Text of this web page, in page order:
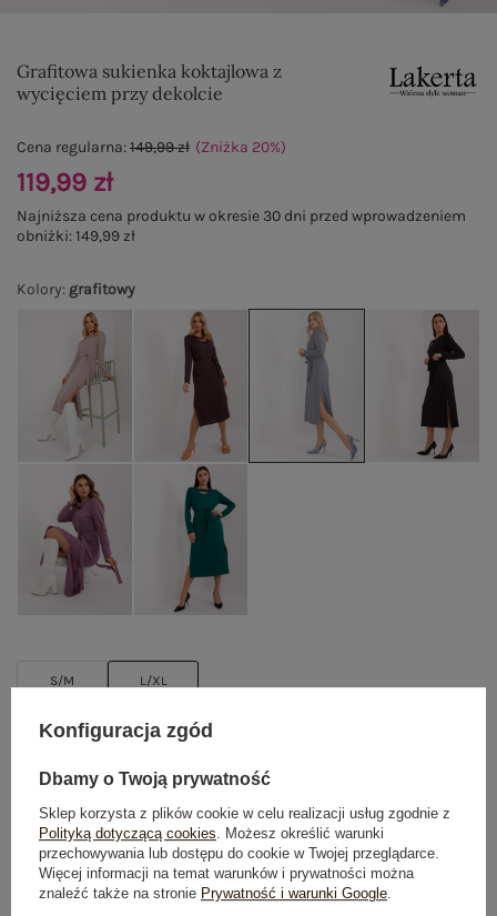
Grafitowa sukienka koktajlowa z
wycięciem przy dekolcie
Kolory: grafitowy
S/M L/XL
TABELA ROZMIARÓW
Cena regularna:149,99 zł (Zniżka 20%)
119,99 zł
Najniższa cena produktu w okresie 30 dni przed wprowadzeniem
obniżki:149,99 zł
DODAJ DO KOSZYKA
Możesz kupić także poprzez:
Konfiguracja zgód
Dbamy o Twoją prywatność
Sklep korzysta z plików cookie w celu realizacji usług zgodnie z
Polityką dotyczącą cookies. Możesz określić warunki
przechowywania lub dostępu do cookie w Twojej przeglądarce.
Więcej informacji na temat warunków i prywatności można
znaleźć także na stronie Prywatność i warunki Google.